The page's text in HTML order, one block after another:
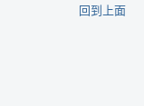
回到上面